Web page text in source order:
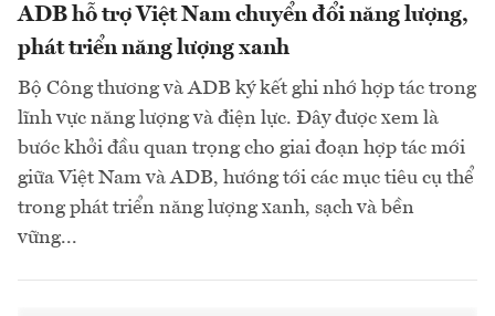
ADB hỗ trợ Việt Nam chuyển đổi năng lượng,
phát triển năng lượng xanh
Bộ Công thương và ADB ký kết ghi nhớ hợp tác trong
lĩnh vực năng lượng và điện lực. Đây được xem là
bước khởi đầu quan trọng cho giai đoạn hợp tác mới
giữa Việt Nam và ADB, hướng tới các mục tiêu cụ thể
trong phát triển năng lượng xanh, sạch và bền
vững...